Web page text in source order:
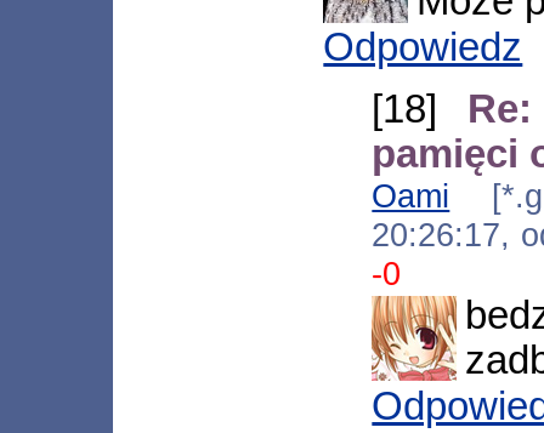
Odpowiedz
[18]
pamięci
Oami
20:26:17,
-0